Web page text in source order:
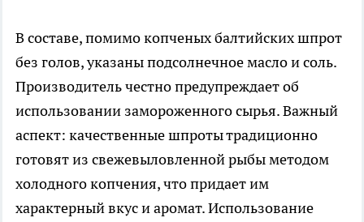
В составе, помимо копченых балтийских шпрот
без голов, указаны подсолнечное масло и соль.
Производитель честно предупреждает об
использовании замороженного сырья. Важный
аспект: качественные шпроты традиционно
готовят из свежевыловленной рыбы методом
холодного копчения, что придает им
характерный вкус и аромат. Использование